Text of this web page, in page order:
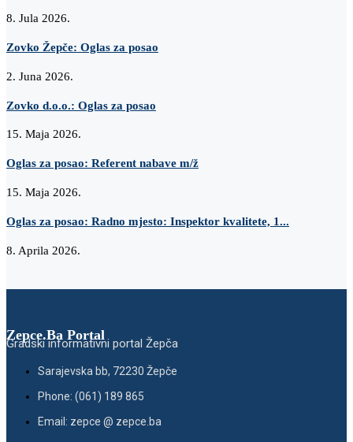
8. Jula 2026.
Zovko Žepče: Oglas za posao
2. Juna 2026.
Zovko d.o.o.: Oglas za posao
15. Maja 2026.
Oglas za posao: Referent nabave m/ž
15. Maja 2026.
Oglas za posao: Radno mjesto: Inspektor kvalitete, 1...
8. Aprila 2026.
Zepce.Ba Portal
Gradski informativni portal Žepča
Sarajevska bb, 72230 Žepče
Phone: (061) 189 865
Email: zepce @ zepce.ba